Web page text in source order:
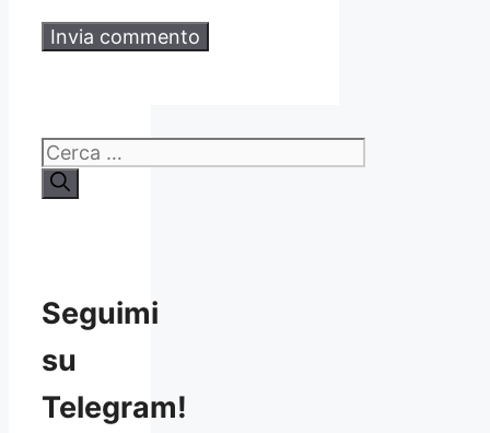
Ricerca
per:
Seguimi
su
Telegram!